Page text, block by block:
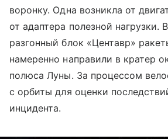
воронку. Одна возникла от
от адаптера полезной нагрузки.
разгонный блок «Центавр»
намеренно направили в кратер
полюса Луны. За процессом
с орбиты для оценки
инцидента.